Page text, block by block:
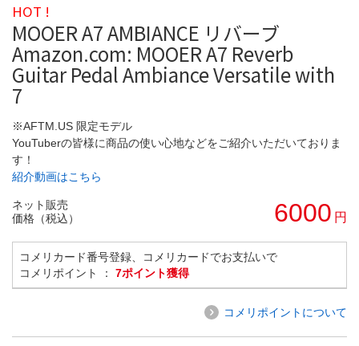
HOT !
MOOER A7 AMBIANCE リバーブ
Amazon.com: MOOER A7 Reverb
Guitar Pedal Ambiance Versatile with
7
※AFTM.US 限定モデル
YouTuberの皆様に商品の使い心地などをご紹介いただいておりま
す！
紹介動画はこちら
ネット販売
価格（税込）
6000 円
コメリカード番号登録、コメリカードでお支払いで
コメリポイント ： 7ポイント獲得
コメリポイントについて